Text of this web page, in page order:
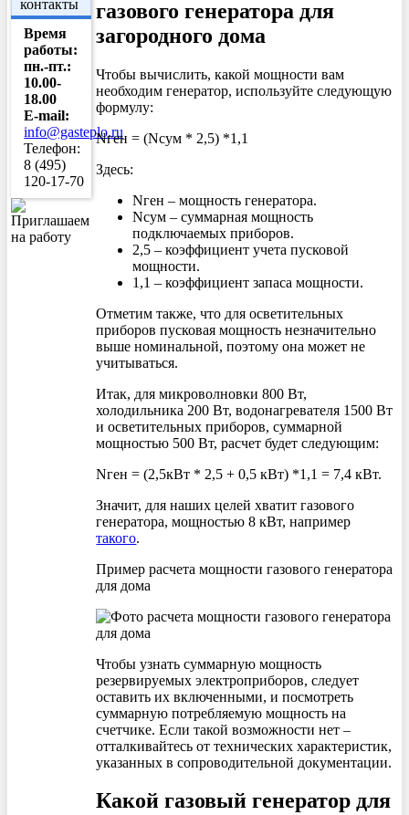
контакты
Время
работы:
пн.-пт.:
10.00-
18.00
E-mail:
info@gasteplo.ru
Телефон:
8 (495)
120-17-70
газового генератора для
загородного дома
Чтобы вычислить, какой мощности вам
необходим генератор, используйте следующую
формулу:
Nген = (Nсум * 2,5) *1,1
Здесь:
Nген – мощность генератора.
Nсум – суммарная мощность
подключаемых приборов.
2,5 – коэффициент учета пусковой
мощности.
1,1 – коэффициент запаса мощности.
Отметим также, что для осветительных
приборов пусковая мощность незначительно
выше номинальной, поэтому она может не
учитываться.
Итак, для микроволновки 800 Вт,
холодильника 200 Вт, водонагревателя 1500 Вт
и осветительных приборов, суммарной
мощностью 500 Вт, расчет будет следующим:
Nген = (2,5кВт * 2,5 + 0,5 кВт) *1,1 = 7,4 кВт.
Значит, для наших целей хватит газового
генератора, мощностью 8 кВт, например
такого.
Пример расчета мощности газового генератора
для дома
Чтобы узнать суммарную мощность
резервируемых электроприборов, следует
оставить их включенными, и посмотреть
суммарную потребляемую мощность на
счетчике. Если такой возможности нет –
отталкивайтесь от технических характеристик,
указанных в сопроводительной документации.
Какой газовый генератор для